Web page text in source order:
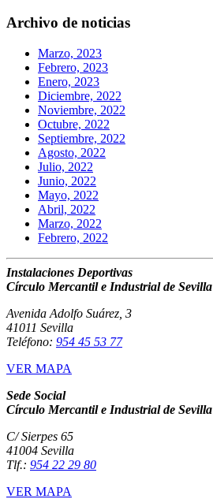
Archivo de noticias
Marzo, 2023
Febrero, 2023
Enero, 2023
Diciembre, 2022
Noviembre, 2022
Octubre, 2022
Septiembre, 2022
Agosto, 2022
Julio, 2022
Junio, 2022
Mayo, 2022
Abril, 2022
Marzo, 2022
Febrero, 2022
Instalaciones Deportivas
Círculo Mercantil e Industrial de Sevilla
Avenida Adolfo Suárez, 3
41011 Sevilla
Teléfono: 954 45 53 77
VER MAPA
Sede Social
Círculo Mercantil e Industrial de Sevilla
C/ Sierpes 65
41004 Sevilla
Tlf.: 954 22 29 80
VER MAPA